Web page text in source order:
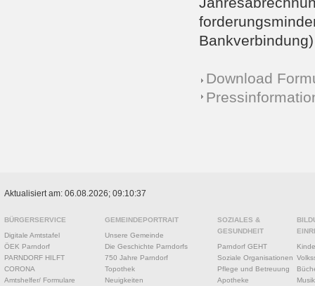
Download
Aktualisiert am: 06.08.2026; 09:10:37
BÜRGERSERVICE
Digitale Amtstafel
ÖEK Parndorf
PARNDORF HILFT
CORONA
Amtshelfer/ Formulare
GEMEINDEPORTRAIT
Unsere Gemeinde
Die Geschichte Parndorfs
750 Jahre Parndorf
Topothek
Neuigkeiten
SOZIALES &
GESUNDHEIT
Parndorf GEHT
Soziale Organisationen
Pflege und Betreuung
Apotheke